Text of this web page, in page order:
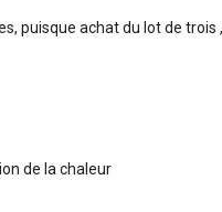
puisque achat du lot de
de la chaleur